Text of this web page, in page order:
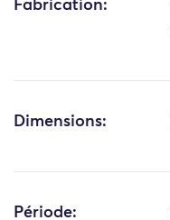
Fabrication:
Dimensions:
Période: